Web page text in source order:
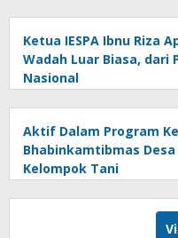
Ketua IESPA Ibnu Riza
Wadah Luar Biasa, dari
Nasional
Aktif Dalam Program
Bhabinkamtibmas
Kelompok Tani